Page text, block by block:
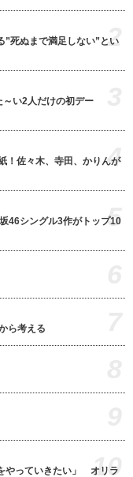
”死ぬまで満足しない”とい
2
～い2人だけの初デー
！佐々木、寺田、かりんが
4
46シングル3作がトップ10
5
ら考える
やっていきたい」 オリラ
10